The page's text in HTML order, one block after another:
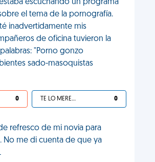
escuchando un programa
el tema de la pornografía.
inadvertidamente mis
de oficina tuvieron la
"Porno gonzo
sado-masoquistas
0 TE LO MERECES 0
refresco de mi novia para
No me di cuenta de que ya